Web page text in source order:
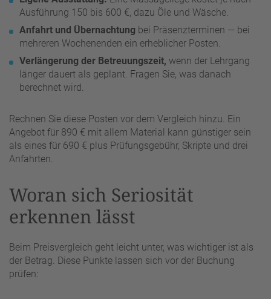
Ausführung 150 bis 600 €, dazu Öle und Wäsche.
Anfahrt und Übernachtung bei Präsenzterminen — bei
mehreren Wochenenden ein erheblicher Posten.
Verlängerung der Betreuungszeit, wenn der Lehrgang
länger dauert als geplant. Fragen Sie, was danach
berechnet wird.
Rechnen Sie diese Posten vor dem Vergleich hinzu. Ein
Angebot für 890 € mit allem Material kann günstiger sein
als eines für 690 € plus Prüfungsgebühr, Skripte und drei
Anfahrten.
Woran sich Seriosität
erkennen lässt
Beim Preisvergleich geht leicht unter, was wichtiger ist als
der Betrag. Diese Punkte lassen sich vor der Buchung
prüfen: